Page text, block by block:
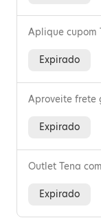
Aplique cupom
Expirado
Aproveite frete
Expirado
Outlet Tena
Expirado